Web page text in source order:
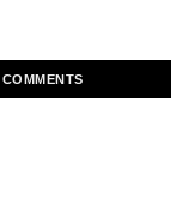
COMMENTS